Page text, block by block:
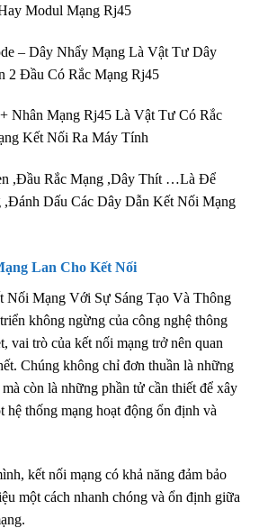
Modul Mạng Rj45
– Dây Nhẩy Mạng Là Vật Tư Dây
2 Đầu Có Rắc Mạng Rj45
Nhân Mạng Rj45 Là Vật Tư Có Rắc
Kết Nối Ra Máy Tính
,Đầu Rắc Mạng ,Dây Thít …Là Để
Dấu Các Dây Dẫn Kết Nối Mạng
Lan Cho Kết Nối
Nối Mạng Với Sự Sáng Tạo Và Thông
không ngừng của công nghệ thông
vai trò của kết nối mạng trở nên quan
Chúng không chỉ đơn thuần là những
còn là những phần tử cần thiết để xây
hệ thống mạng hoạt động ổn định và
kết nối mạng có khả năng đảm bảo
một cách nhanh chóng và ổn định giữa